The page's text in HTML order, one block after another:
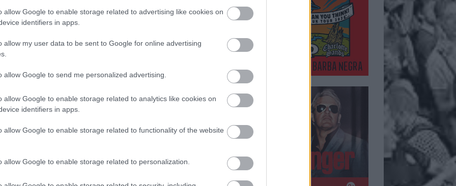
allow Google to enable storage related to advertising like cookies on
identifiers in apps.
allow my user data to be sent to Google for online advertising
allow Google to send me personalized advertising.
allow Google to enable storage related to analytics like cookies on
identifiers in apps.
allow Google to enable storage related to functionality of the website
allow Google to enable storage related to personalization.